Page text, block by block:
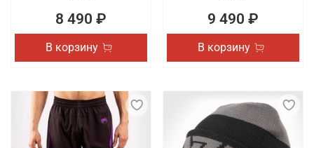
8 490 ₽
В корзину
9 490 ₽
В корзину